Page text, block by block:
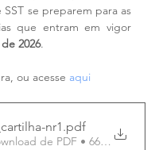
SST se preparem para as
que entram em vigor
2026.
ou acesse aqui
nr1.pdf
de PDF • 668KB